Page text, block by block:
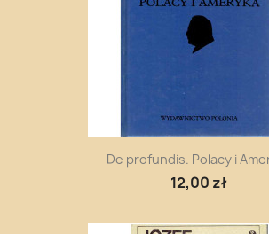
De profundis. Polacy i
12,00 zł